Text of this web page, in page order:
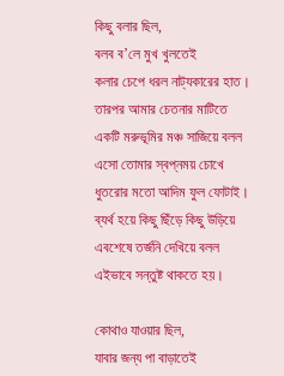
কিছু বলার ছিল,
বলব ব’লে মুখ খুলতেই
কলার চেপে ধরল নাট্যকারের হাত।
তারপর আমার চেতনার মাটিতে
একটি মরুভূমির মঞ্চ সাজিয়ে বলল
এসো তোমার স্বপ্নময় চোখে
ধুতরোর মতো আদিম ফুল ফোটাই।
ব্যর্থ হয়ে কিছু ছিঁড়ে কিছু উড়িয়ে
এবশেষে তর্জনি দেখিয়ে বলল
এইভাবে সন্তুষ্ট থাকতে হয়।
কোথাও যাওয়ার ছিল,
যাবার জন্য পা বাড়াতেই